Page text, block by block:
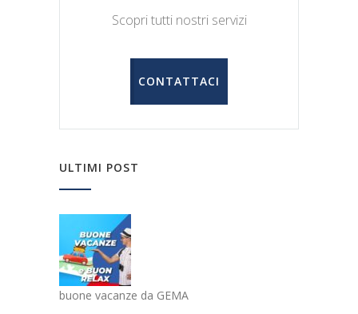
Scopri tutti nostri servizi
CONTATTACI
ULTIMI POST
buone vacanze da GEMA